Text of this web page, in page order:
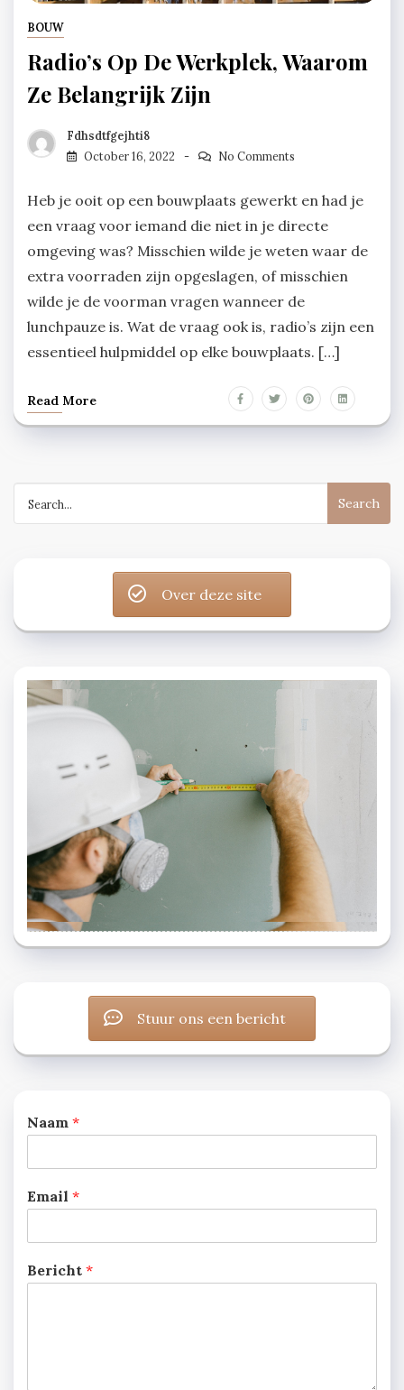
BOUW
Radio’s Op De Werkplek, Waarom
Ze Belangrijk Zijn
Fdhsdtfgejhti8
October 16, 2022
No Comments
Heb je ooit op een bouwplaats gewerkt en had je
een vraag voor iemand die niet in je directe
omgeving was? Misschien wilde je weten waar de
extra voorraden zijn opgeslagen, of misschien
wilde je de voorman vragen wanneer de
lunchpauze is. Wat de vraag ook is, radio’s zijn een
essentieel hulpmiddel op elke bouwplaats. […]
Read More
for:
Over deze site
Stuur ons een bericht
Naam *
Email *
Bericht *